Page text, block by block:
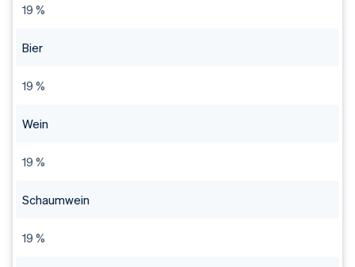
19 %
Bier
19 %
Wein
19 %
Schaumwein
19 %